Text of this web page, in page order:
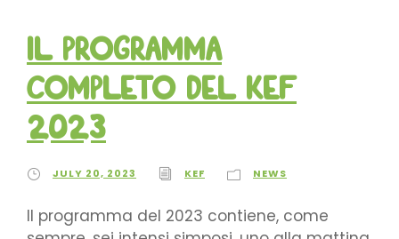
Il programma
completo del Kef
2023
JULY 20, 2023 KEF NEWS
Il programma del 2023 contiene, come